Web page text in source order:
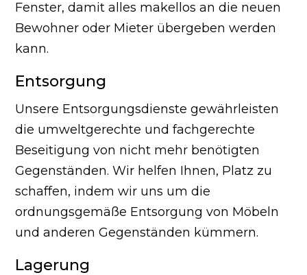
Fenster, damit alles makellos an die neuen
Bewohner oder Mieter übergeben werden
kann.
Entsorgung
Unsere Entsorgungsdienste gewährleisten
die umweltgerechte und fachgerechte
Beseitigung von nicht mehr benötigten
Gegenständen. Wir helfen Ihnen, Platz zu
schaffen, indem wir uns um die
ordnungsgemäße Entsorgung von Möbeln
und anderen Gegenständen kümmern.
Lagerung